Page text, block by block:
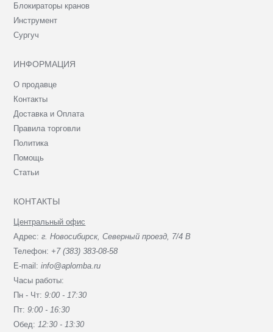
Блокираторы кранов
Инструмент
Сургуч
ИНФОРМАЦИЯ
О продавце
Контакты
Доставка и Оплата
Правила торговли
Политика
Помощь
Статьи
КОНТАКТЫ
Центральный офис
Адрес:г. Новосибирск, Северный проезд, 7/4 В
Телефон: +7 (383) 383-08-58
E-mail:info@aplomba.ru
Часы работы:
Пн - Чт:9:00 - 17:30
Пт:9:00 - 16:30
Обед: 12:30 - 13:30